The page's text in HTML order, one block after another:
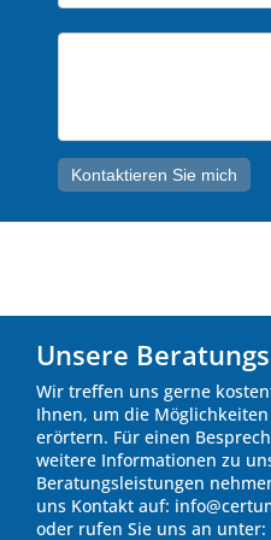
Thema*
Kontaktieren Sie mich
Unsere
Wir treffen uns gerne
Ihnen, um die
erörtern. Für einen
weitere Informationen zu
Beratungsleistungen
uns Kontakt auf:
oder rufen Sie uns an unter: